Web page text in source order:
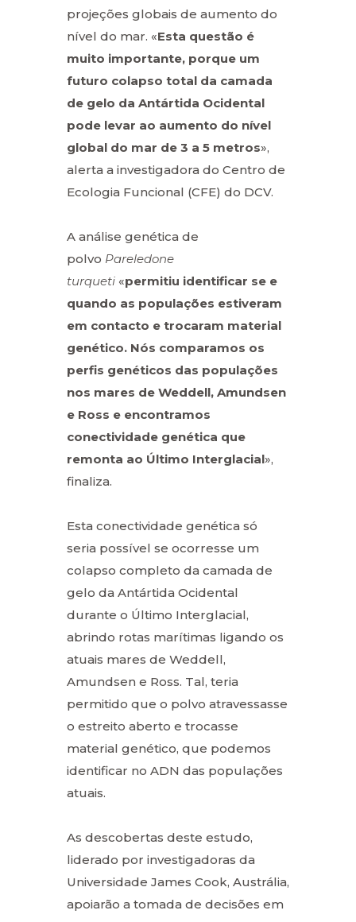
projeções globais de aumento do
nível do mar. «Esta questão é
muito importante, porque um
futuro colapso total da camada
de gelo da Antártida Ocidental
pode levar ao aumento do nível
global do mar de 3 a 5 metros»,
alerta a investigadora do Centro de
Ecologia Funcional (CFE) do DCV.
A análise genética de
polvo Pareledone
turqueti «permitiu identificar se e
quando as populações estiveram
em contacto e trocaram material
genético. Nós comparamos os
perfis genéticos das populações
nos mares de Weddell, Amundsen
e Ross e encontramos
conectividade genética que
remonta ao Último Interglacial»,
finaliza.
Esta conectividade genética só
seria possível se ocorresse um
colapso completo da camada de
gelo da Antártida Ocidental
durante o Último Interglacial,
abrindo rotas marítimas ligando os
atuais mares de Weddell,
Amundsen e Ross. Tal, teria
permitido que o polvo atravessasse
o estreito aberto e trocasse
material genético, que podemos
identificar no ADN das populações
atuais.
As descobertas deste estudo,
liderado por investigadoras da
Universidade James Cook, Austrália,
apoiarão a tomada de decisões em